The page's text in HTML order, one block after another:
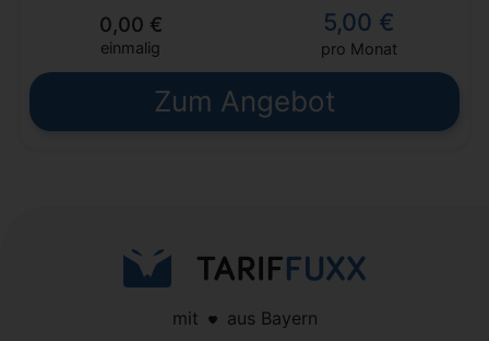
0,00 €
einmalig
5,00 €
pro Monat
Zum Angebot
mit aus Bayern